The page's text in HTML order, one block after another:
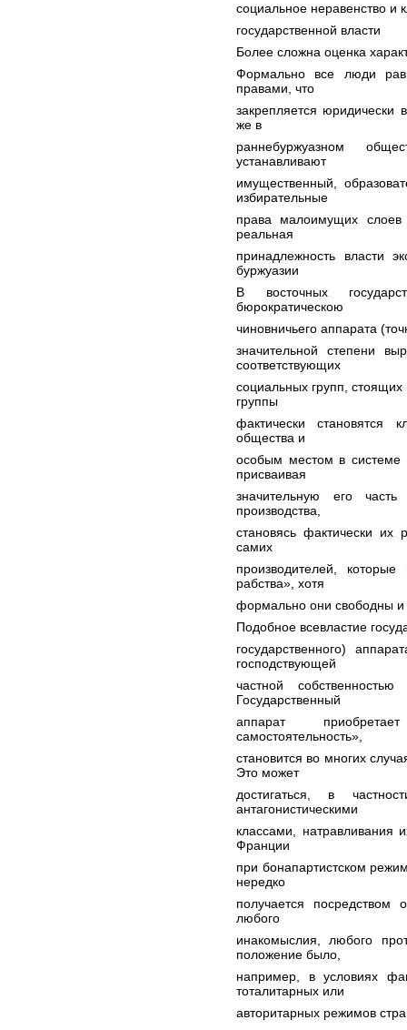
социальное неравенство и
государственной власти
Более сложна оценка
Формально все люди
правами, что
закрепляется юридически
же в
раннебуржуазном
устанавливают
имущественный,
избирательные
права малоимущих
реальная
принадлежность власти
буржуазии
В восточных
бюрократическою
чиновничьего аппарата
значительной степени
соответствующих
социальных групп,
группы
фактически становятся
общества и
особым местом в системе
присваивая
значительную его
производства,
становясь фактически их
самих
производителей,
рабства», хотя
формально они свободны и
Подобное всевластие
государственного)
господствующей
частной
Государственный
аппарат
самостоятельность»,
становится во многих
Это может
достигаться, в
антагонистическими
классами, натравливания
Франции
при бонапартистском
нередко
получается посредством
любого
инакомыслия, любого
положение было,
например, в условиях
тоталитарных или
авторитарных режимов